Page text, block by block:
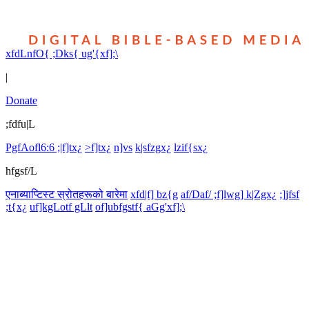
xfdLnfO{ ;Dks{ ug'{xf];\
|
Donate
;fdfu|L
PgfAofl6:6 ;|f]tx¿ >f]tx¿ n]vs k|sfzgx¿ lzif{sx¿
hfgsf/L
एनाब्याप्टिस्ट स्रोतहरूको बारेमा xfd|f] bz{g af/Daf/ ;f]lwg] k|Zgx¿ ;]jfsf
;t{x¿ uf]kgLotf gLlt of]ubfgstf{ aGg'xf];\